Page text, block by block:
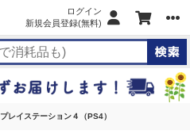
ログイン
新規会員登録(無料)
プレイステーション４（PS4）